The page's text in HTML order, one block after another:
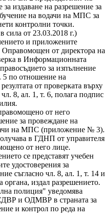
издаване на разрешение за
на водачи на МПС за
контролни точки.
сила от 23.03.2018 г.)
и приложените
от директора на
в Информационната
за изпълнение
5 по отношение на
от проверката върху
8, ал. 1, т. 6, полага подпис
от него
за провеждане на
на МПС (приложение № 3).
в ГДНП от управителя
от него лице.
се представят учебен
удостоверения за
съгласно чл. 8, ал. 1, т. 14 и
органа, издал разрешението.
полиция" уведомява
и ОДМВР в страната за
и контрол по реда на